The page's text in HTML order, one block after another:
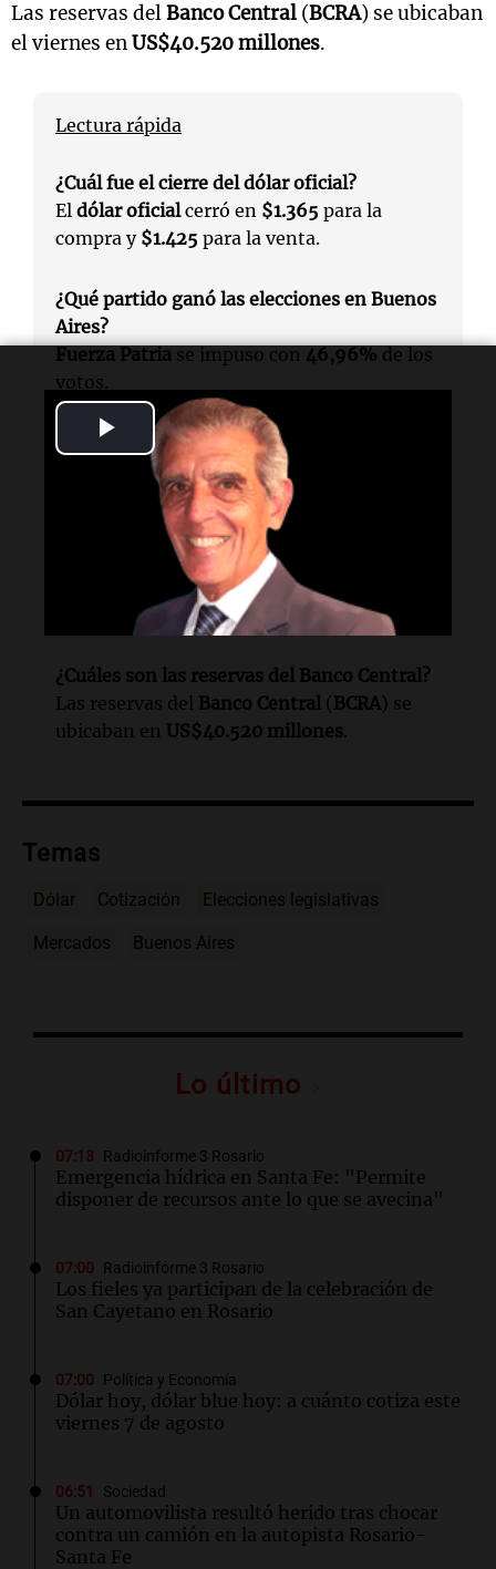
Play
Video
Las reservas delBanco Central (BCRA) se ubicaban
el viernes enUS$40.520 millones.
Lectura rápida
¿Cuál fue el cierre del dólar oficial?
El dólar oficialcerró en $1.365 para la
compra y $1.425 para la venta.
¿Qué partido ganó las elecciones en Buenos
Aires?
Fuerza Patria se impuso con 46,96% de los
votos.
¿Qué pasó con el dólar durante la jornada?
tocó los$1.460y luego cerró en
¿Cuál es la cotización del dólar blue?
se cotizaba en$1.360
compra y$1.380para la venta.
¿Cuáles son las reservas del Banco Central?
Las reservas del Banco Central (BCRA) se
ubicaban en US$40.520 millones.
Temas
Dólar Cotización Elecciones legislativas
Mercados Buenos Aires
Lo último
07:13 Radioinforme 3 Rosario
Emergencia hídrica en Santa Fe: "Permite
disponer de recursos ante lo que se avecina"
07:00 Radioinforme 3 Rosario
Los fieles ya participan de la celebración de
San Cayetano en Rosario
07:00 Política y Economía
Dólar hoy, dólar blue hoy: a cuánto cotiza este
viernes 7 de agosto
06:51 Sociedad
Un automovilista resultó herido tras chocar
contra un camión en la autopista Rosario-
Santa Fe